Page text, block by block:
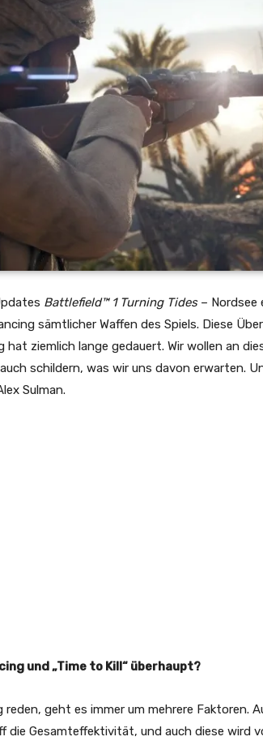
Battlefield™ 1 Turning Tides– Nordsee
sämtlicher Waffen des Spiels. Diese
ziemlich lange gedauert. Wir wollen an
schildern, was wir uns davon erwarten.
Sulman.
und „Time to Kill“ überhaupt?
reden, geht es immer um mehrere Faktoren.
die Gesamteffektivität, und auch diese wird